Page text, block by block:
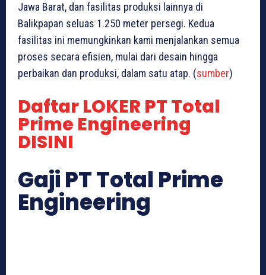
Jawa Barat, dan fasilitas produksi lainnya di
Balikpapan seluas 1.250 meter persegi. Kedua
fasilitas ini memungkinkan kami menjalankan semua
proses secara efisien, mulai dari desain hingga
perbaikan dan produksi, dalam satu atap. (sumber)
Daftar LOKER PT Total
Prime Engineering
DISINI
Gaji PT Total Prime
Engineering